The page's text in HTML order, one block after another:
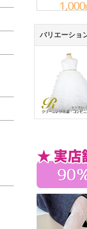
バリエーショ